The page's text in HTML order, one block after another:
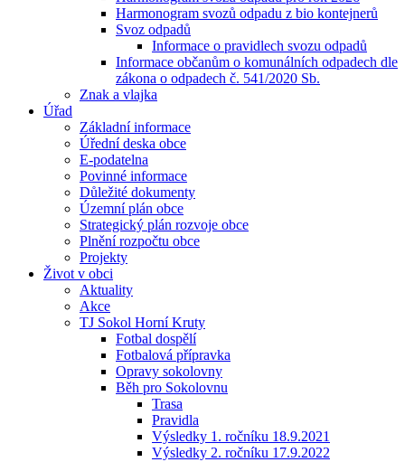
Harmonogram svozů odpadu z bio kontejnerů
Svoz odpadů
Informace o pravidlech svozu odpadů
Informace občanům o komunálních odpadech dle
zákona o odpadech č. 541/2020 Sb.
Znak a vlajka
Úřad
Základní informace
Úřední deska obce
E-podatelna
Povinné informace
Důležité dokumenty
Územní plán obce
Strategický plán rozvoje obce
Plnění rozpočtu obce
Projekty
Život v obci
Aktuality
Akce
TJ Sokol Horní Kruty
Fotbal dospělí
Fotbalová přípravka
Opravy sokolovny
Běh pro Sokolovnu
Trasa
Pravidla
Výsledky 1. ročníku 18.9.2021
Výsledky 2. ročníku 17.9.2022